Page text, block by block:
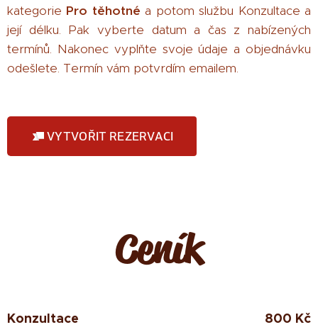
kategorie Pro těhotné a potom službu Konzultace a
její délku. Pak vyberte datum a čas z nabízených
termínů. Nakonec vyplňte svoje údaje a objednávku
odešlete. Termín vám potvrdím emailem.
VYTVOŘIT REZERVACI
Ceník
Konzultace 800 Kč